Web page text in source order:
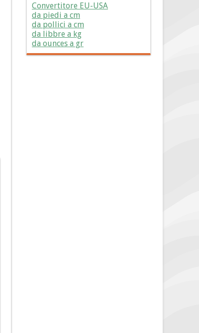
Convertitore EU-USA
da piedi a cm
da pollici a cm
da libbre a kg
da ounces a gr